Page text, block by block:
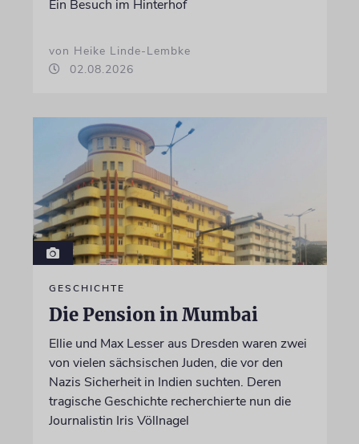
Ein Besuch im Hinterhof
von Heike Linde-Lembke
02.08.2026
GESCHICHTE
Die Pension in Mumbai
Ellie und Max Lesser aus Dresden waren zwei
von vielen sächsischen Juden, die vor den
Nazis Sicherheit in Indien suchten. Deren
tragische Geschichte recherchierte nun die
Journalistin Iris Völlnagel